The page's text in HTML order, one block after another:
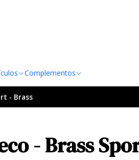
Complementos
- Brass
- Brass